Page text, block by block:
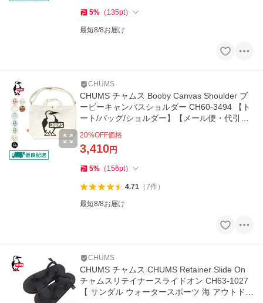
5% （ 135pt）
最短8/8お届け
CHUMS
CHUMS チャムス Booby Canvas Shoulder ブ
ービーキャンバスショルダー CH60-3494 【ト
ート/バッグ/ショルダー】【メール便・代引不
20%OFF価格
3,410円
5% （ 156pt）
4.71（7件）
最短8/8お届け
CHUMS
CHUMS チャムス CHUMS Retainer Slide On
チャムスリテイナースライドオン CH63-1027
【 サンダル ウォータースポーツ 海 アウトドア